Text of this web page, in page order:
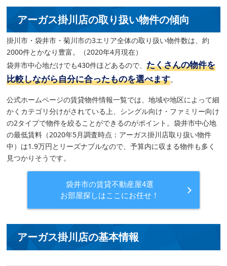
アーガス掛川店の取り扱い物件の傾向
掛川市・袋井市・菊川市の3エリア全体の取り扱い物件数は、約
2000件とかなり豊富。（2020年4月現在）
袋井市中心地だけでも430件ほどあるので、たくさんの物件を
比較しながら自分に合ったものを選べます。
公式ホームページの賃貸物件情報一覧では、地域や地区によって細
かくカテゴリ分けがされている上、シングル向け・ファミリー向け
の2タイプで物件を絞ることができるのがポイント。袋井市中心地
の最低賃料（2020年5月調査時点：アーガス掛川店取り扱い物件
中）は1.9万円とリーズナブルなので、予算内に収まる物件も多く
見つかりそうです。
袋井市の賃貸不動産屋4選
お部屋探しはここにお任せ！
アーガス掛川店の基本情報